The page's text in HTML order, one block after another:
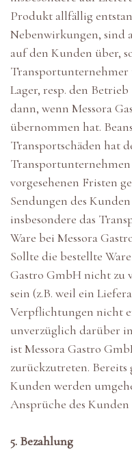
Produkt allfällig
Nebenwirkungen, sind
auf den Kunden über,
Transportunternehmer
Lager, resp. den
dann, wenn Messora
übernommen hat.
Transportschäden hat
vorgesehenen Fristen
Sendungen des
insbesondere das
Ware bei Messora
Sollte die bestellte
Gastro GmbH nicht zu
sein (z.B. weil ein
Verpflichtungen nicht
unverzüglich darüber
ist Messora Gastro
zurückzutreten. Bereits
Kunden werden
Ansprüche des Kunden
5. Bezahlung